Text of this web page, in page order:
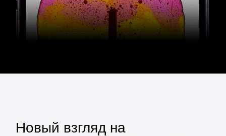
Новый взгляд на